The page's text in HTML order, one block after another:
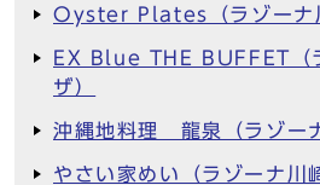
Oyster Plates（ラゾーナ
EX Blue THE BUFFET（
ザ）
沖縄地料理 龍泉（ラゾー
やさい家めい（ラゾーナ川